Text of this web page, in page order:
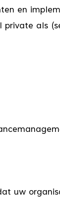
en
private als
uw